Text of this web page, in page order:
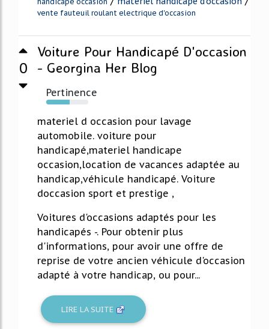
vente fauteuil roulant electrique d'occasion
0
Voiture Pour Handicapé D'occasion
- Georgina Her Blog
Pertinence
56%
materiel d occasion pour lavage
automobile. voiture pour
handicapé,materiel handicape
occasion,location de vacances adaptée au
handicap,véhicule handicapé. Voiture
doccasion sport et prestige ,
Voitures d'occasions adaptés pour les
handicapés -. Pour obtenir plus
d'informations, pour avoir une offre de
reprise de votre ancien véhicule d'occasion
adapté à votre handicap, ou pour...
LIRE LA SUITE